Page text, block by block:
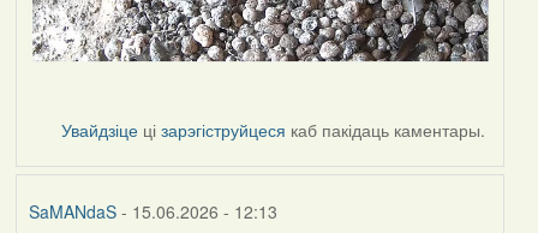
Увайдзіце цізарэгіструйцеся каб пакідаць каментары.
SaMANdaS- 15.06.2026 - 12:13